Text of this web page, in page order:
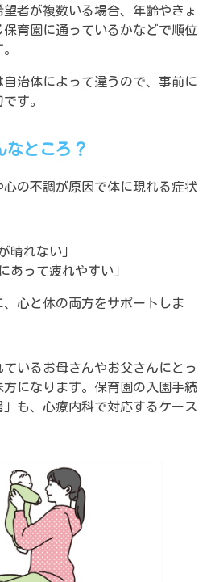
望者が複数いる場合、年齢やきょ
保育園に通っているかなどで順位
治体によって違うので、事前に
す。
なところ？
の不調が原因で体に現れる症状
晴れない」
あって疲れやすい」
心と体の両方をサポートしま
いるお母さんやお父さんにとっ
になります。保育園の入園手続
も、心療内科で対応するケース